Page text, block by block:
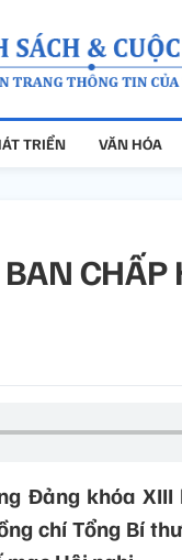
TRIỂN VĂN HÓA
CHẤP
Đảng khóa
chí Tổng Bí